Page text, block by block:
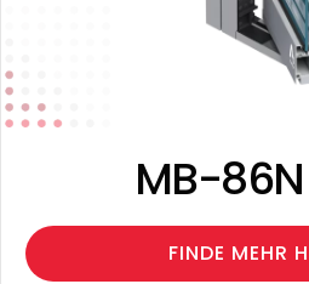
MB-
FINDE MEHR